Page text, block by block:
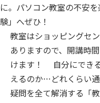
に。パソコン教室の不安
験」へぜひ！
教室はショッピングセ
ありますので、開講時
けます！ 自分にでき
えるのか…どれくらい
疑問を全て解消する「